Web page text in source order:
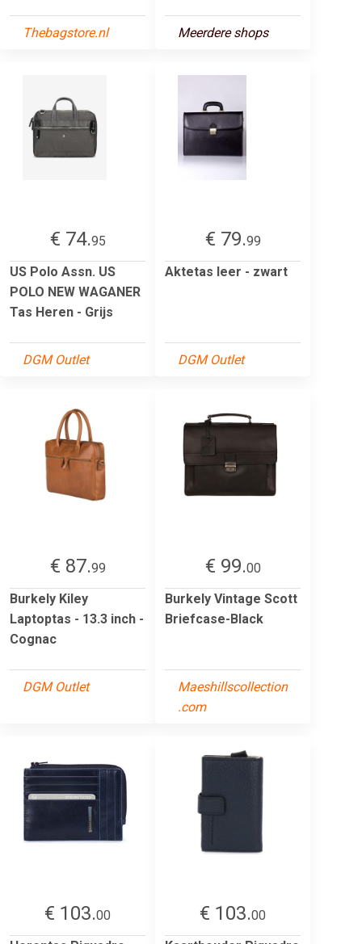
Thebagstore.nl Meerdere shops
€ 74.95
US Polo Assn. US
POLO NEW WAGANER
Tas Heren - Grijs
DGM Outlet
€ 79.99
Aktetas leer - zwart
DGM Outlet
€ 87.99
Burkely Kiley
Laptoptas - 13.3 inch -
Cognac
DGM Outlet
€ 99.00
Burkely Vintage Scott
Briefcase-Black
Maeshillscollection
.com
€ 103.00
€ 103.00